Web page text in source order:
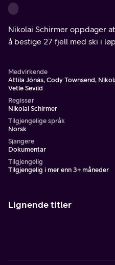
Nikolai Schirmer oppdager
å bestige 27 fjell med ski i
Medvirkende
Attila Jónás, Cody Townsend,
Vetle Sevild
Regissør
Nikolai Schirmer
Tilgjengelige språk
Norsk
Sjangere
Dokumentar
Tilgjengelig
Tilgjengelig i mer enn 3+ måneder
Lignende titler